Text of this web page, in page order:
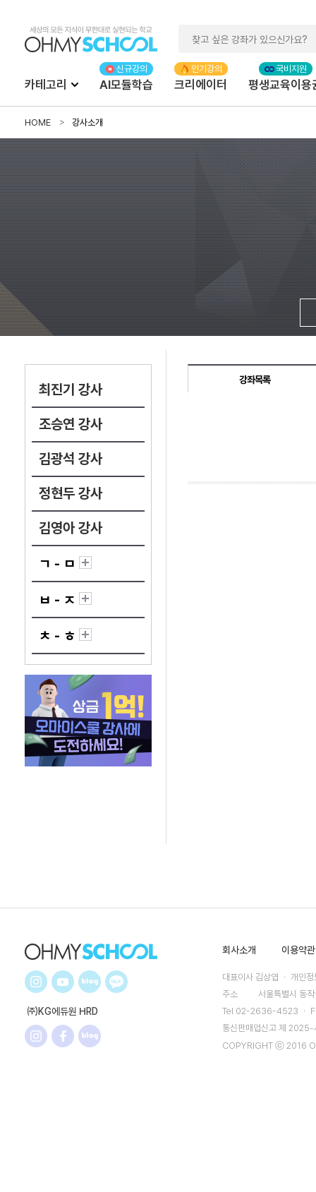
카테고리 AI모듈학습 크리에이터 평생교육이용
HOME 강사소개
최진기 강사
조승연 강사
김광석 강사
정현두 강사
김영아 강사
ㄱ - ㅁ
ㅂ - ㅈ
ㅊ - ㅎ
강좌목록
㈜KG에듀원 HRD
회사소개 이용약관
대표이사 김상엽 ㆍ 개인
주소
서울특별시 동
Tel 02-2636-4523 ㆍ
통신판매업신고 제
COPYRIGHT ⓒ 2016